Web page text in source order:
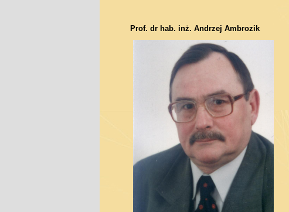
Prof. dr hab. inż. Andrzej Ambrozik